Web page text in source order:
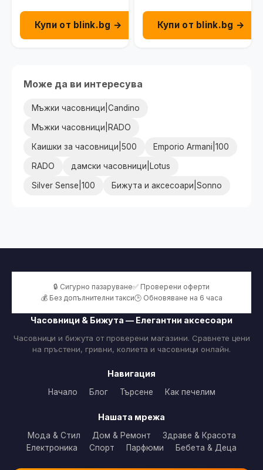
Купи от blink.bg → Купи от blink.bg →
Може да ви интересува
Мъжки часовници|Candino
Мъжки часовници|RADO
Каишки за часовници|500 Emporio Armani|100
RADO дамски часовници|Lotus
Silver Sense|100 Бижута и аксесоари|Sonno
🔒 Сигурно пазаруване✅ Проверени оферти
💰 Без допълнителни такси🕒 Обновяване на 6 часа
Часовници & Бижута — Елегантни аксесоари
Часовници и бижута от проверени магазини. Сравнете цени
на пръстени, гривни, колиета и часовници онлайн.
Навигация
Начало Блог Търсене Как печелим
Нашата мрежа
Мода & Стил Дом & Ремонт
Здраве & Красота
Електроника
Спорт Парфюми Бебета & Деца